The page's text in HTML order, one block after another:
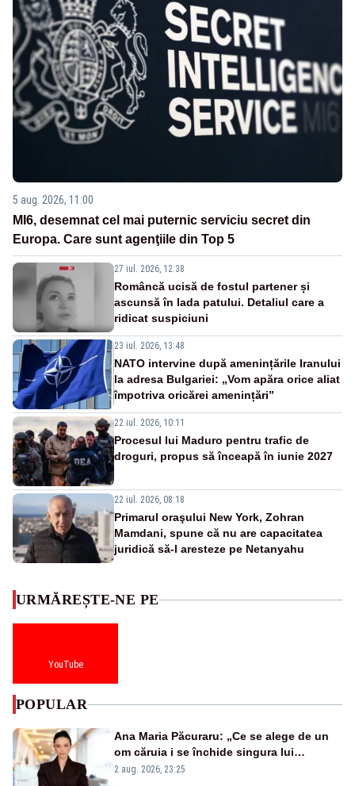
5 aug. 2026, 11:00
MI6, desemnat cel mai puternic serviciu secret din
Europa. Care sunt agenţiile din Top 5
27 iul. 2026, 12:38
Româncă ucisă de fostul partener și
ascunsă în lada patului. Detaliul care a
ridicat suspiciuni
23 iul. 2026, 13:48
NATO intervine după amenințările Iranului
la adresa Bulgariei: „Vom apăra orice aliat
împotriva oricărei amenințări”
22 iul. 2026, 10:11
Procesul lui Maduro pentru trafic de
droguri, propus să înceapă în iunie 2027
22 iul. 2026, 08:18
Primarul oraşului New York, Zohran
Mamdani, spune că nu are capacitatea
juridică să-l aresteze pe Netanyahu
URMĂREȘTE-NE PE
YouTube
POPULAR
Ana Maria Păcuraru: „Ce se alege de un
om căruia i se închide singura lui
portiță?”
2 aug. 2026, 23:25